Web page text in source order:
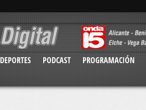
DEPORTES PODCAST PROGRAMACIÓN